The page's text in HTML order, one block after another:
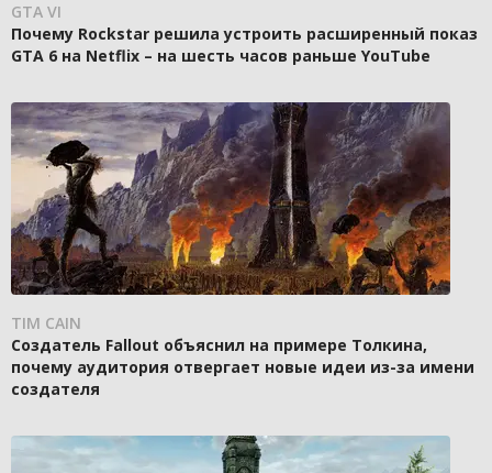
GTA VI
Почему Rockstar решила устроить расширенный показ
GTA 6 на Netflix – на шесть часов раньше YouTube
TIM CAIN
Создатель Fallout объяснил на примере Толкина,
почему аудитория отвергает новые идеи из-за имени
создателя